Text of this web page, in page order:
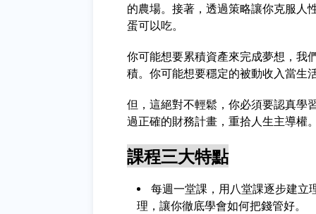
的農場。接著，透過策略讓你克服人
蛋可以吃。
你可能想要累積資產來完成夢想，我
積。你可能想要穩定的被動收入當生
但，這絕對不輕鬆，你必須要認真學
過正確的財務計畫，重拾人生主導權
課程三大特點
每週一堂課，用八堂課逐步建立
理，讓你徹底學會如何把錢管好。